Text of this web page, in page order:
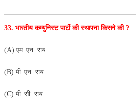
33. भारतीय कम्युनिस्ट पार्टी की स्थापना किसने की ?
(A) एम. एन. राय
(B) पी. एन. राय
(C) पी. सी. राय